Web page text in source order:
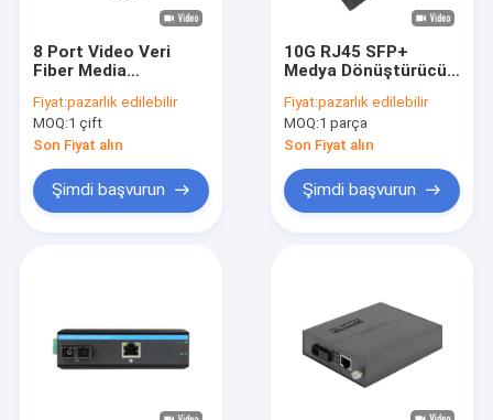
8 Port Video Veri
Fiber Media
10/100Mbps Ethernet
RS485 Veri DC12V
bağımsız
Fiyat:pazarlık edilebilir
MOQ:1 çift
Son Fiyat alın
Şimdi başvurun
10G RJ45 SFP+
Medya Dönüştürücü
Otomatik algılama
hızı yönetilmemiş
12VDC CE
Fiyat:pazarlık edilebilir
MOQ:1 parça
Son Fiyat alın
Şimdi başvurun